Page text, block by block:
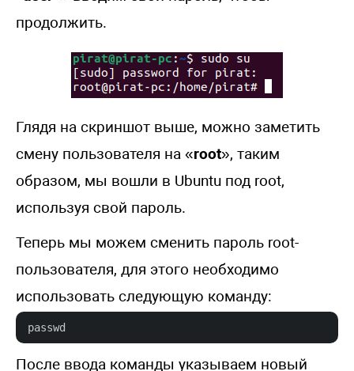
продолжить.
Глядя на скриншот выше, можно заметить
смену пользователя на «root», таким
образом, мы вошли в Ubuntu под root,
используя свой пароль.
Теперь мы можем сменить пароль root-
пользователя, для этого необходимо
использовать следующую команду:
passwd
После ввода команды указываем новый